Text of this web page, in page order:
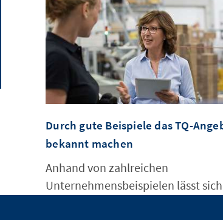
Durch gute Beispiele das TQ-
bekannt machen
Anhand von zahlreichen
Unternehmensbeispielen lässt sich